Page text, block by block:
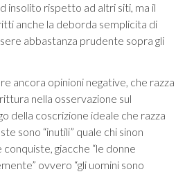
insolito rispetto ad altri siti, ma il
anche la deborda semplicita di
abbastanza prudente sopra gli
ancora opinioni negative, che razza
nella osservazione sul
della coscrizione ideale che razza
sono “inutili” quale chi sinon
giacche “le donne
ovvero “gli uomini sono